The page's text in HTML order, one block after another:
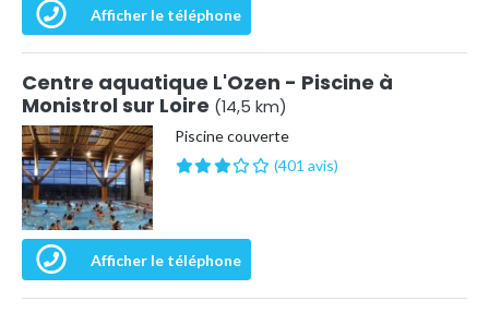
Afficher le téléphone
Centre aquatique L'Ozen - Piscine à
Monistrol sur Loire (14,5 km)
Piscine couverte
(401 avis)
Afficher le téléphone